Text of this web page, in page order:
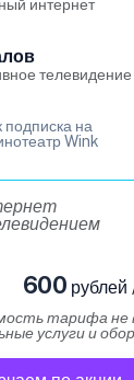
интернет
телевидение
подписка на
Wink
600
тарифа не
услуги и